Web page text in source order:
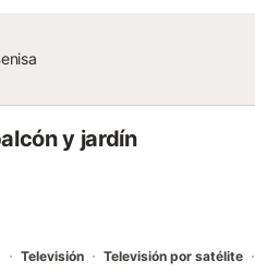
y jardín
Televisión Televisión por satélite